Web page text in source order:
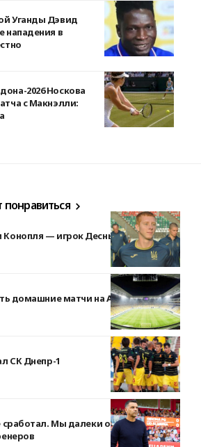
Уганды Дэвид
нападения в
2026 Носкова
с Макнэлли:
— игрок Десны
домашние матчи на Арене-Львов
СК Днепр-1
Мы далеки от Барсы, я